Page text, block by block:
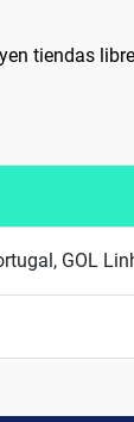
tiendas
GOL